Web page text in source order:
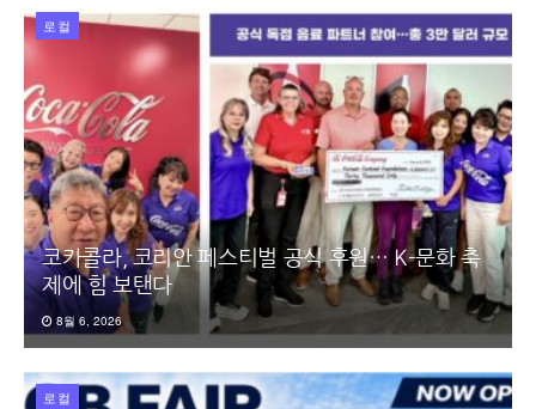
로컬
코카콜라, 코리안 페스티벌 공식 후원… K-문화 축
제에 힘 보탠다
8월 6, 2026
로컬